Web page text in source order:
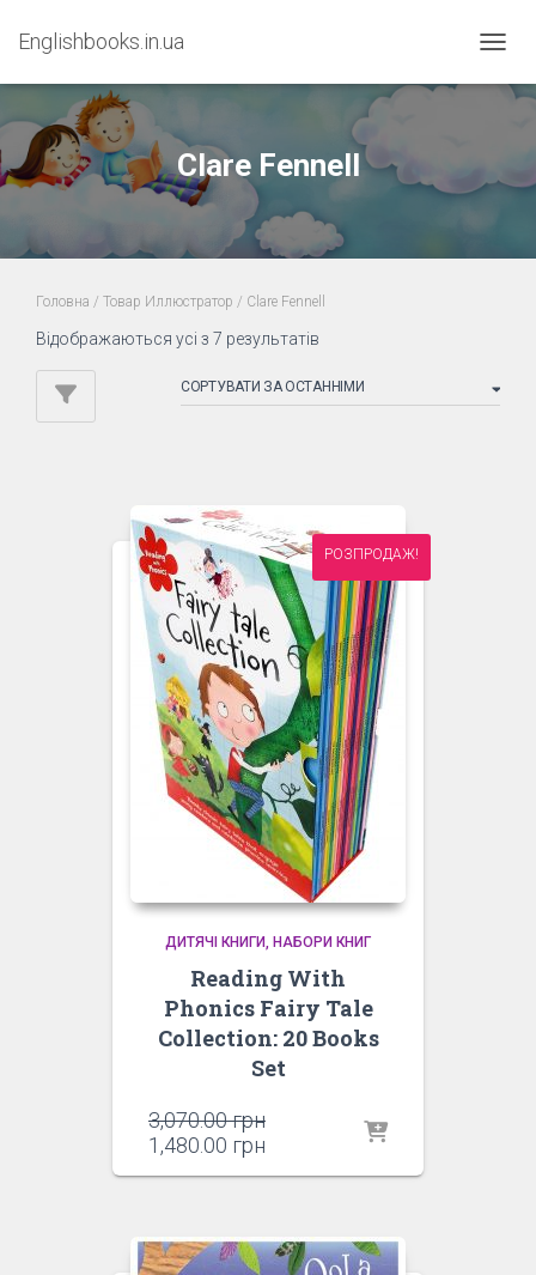
Englishbooks.in.ua
Clare Fennell
Головна / Товар Иллюстратор / Clare Fennell
Відображаються усі з 7 результатів
latest
РОЗПРОДАЖ!
ДИТЯЧІ КНИГИ НАБОРИ КНИГ
Reading With
Phonics Fairy Tale
Collection: 20 Books
Set
3,070.00грнОригінальна
1,480.00 грн